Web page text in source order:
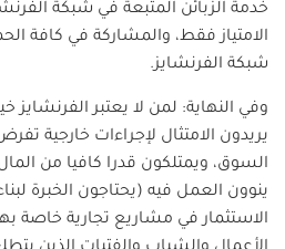
خدمة الزبائن المتبعة في شبكة
الامتياز فقط، والمشاركة في كافة
شبكة الفرنشايز.
وفي النهاية: لمن لا يعتبر الفرنشايز
يريدون الامتثال لإجراءات خارجية
السوق، ويمتلكون قدرا كافيا من
ينوون العمل فيه (يحتاجون الخبرة
الاستثمار في مشاريع تجارية خاصة